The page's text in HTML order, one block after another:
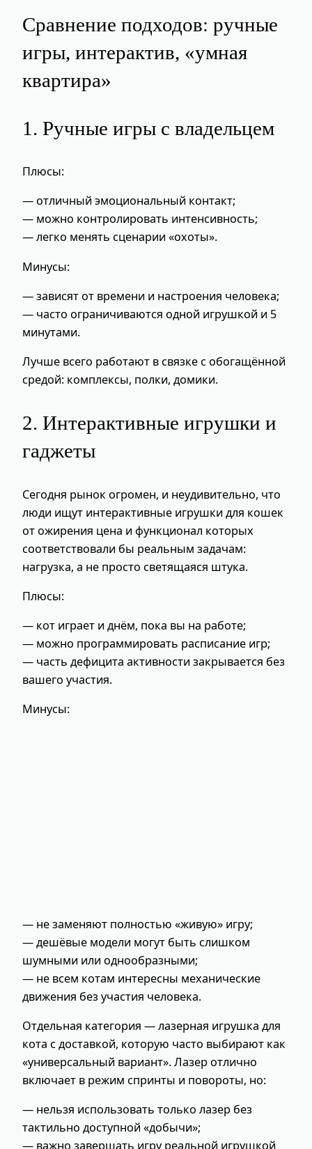
Сравнение подходов: ручные
игры, интерактив, «умная
квартира»
1. Ручные игры с владельцем
Плюсы:
— отличный эмоциональный контакт;
— можно контролировать интенсивность;
— легко менять сценарии «охоты».
Минусы:
— зависят от времени и настроения человека;
— часто ограничиваются одной игрушкой и 5
минутами.
Лучше всего работают в связке с обогащённой
средой: комплексы, полки, домики.
2. Интерактивные игрушки и
гаджеты
Сегодня рынок огромен, и неудивительно, что
люди ищут интерактивные игрушки для кошек
от ожирения цена и функционал которых
соответствовали бы реальным задачам:
нагрузка, а не просто светящаяся штука.
Плюсы:
— кот играет и днём, пока вы на работе;
— можно программировать расписание игр;
— часть дефицита активности закрывается без
вашего участия.
Минусы:
— не заменяют полностью «живую» игру;
— дешёвые модели могут быть слишком
шумными или однообразными;
— не всем котам интересны механические
движения без участия человека.
Отдельная категория — лазерная игрушка для
кота с доставкой, которую часто выбирают как
«универсальный вариант». Лазер отлично
включает в режим спринты и повороты, но:
— нельзя использовать только лазер без
тактильно доступной «добычи»;
— важно завершать игру реальной игрушкой